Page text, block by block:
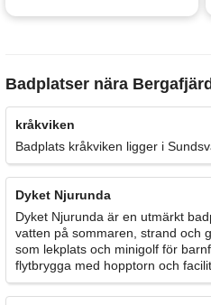
Badplatser nära
kråkviken
Badplats kråkviken ligger i
Dyket Njurunda
Dyket Njurunda är en utmärkt
vatten på sommaren, strand och
som lekplats och minigolf för
flytbrygga med hopptorn och